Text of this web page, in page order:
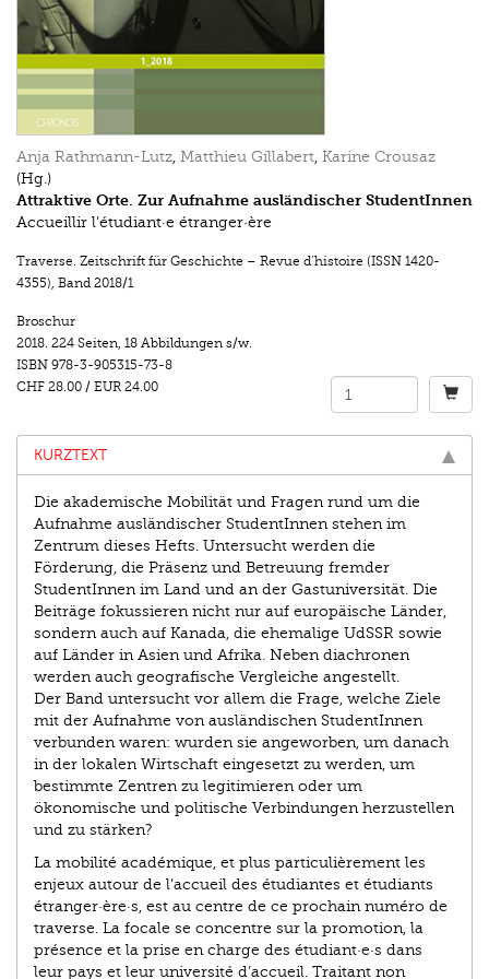
Anja Rathmann-Lutz, Matthieu Gillabert, Karine Crousaz
(Hg.)
Attraktive Orte. Zur Aufnahme ausländischer StudentInnen
Accueillir l’étudiant·e étranger·ère
Traverse. Zeitschrift für Geschichte – Revue d’histoire (ISSN 1420-
4355), Band 2018/1
Broschur
2018. 224 Seiten, 18 Abbildungen s/w.
ISBN 978-3-905315-73-8
CHF 28.00 / EUR 24.00
KURZTEXT
Die akademische Mobilität und Fragen rund um die
Aufnahme ausländischer StudentInnen stehen im
Zentrum dieses Hefts. Untersucht werden die
Förderung, die Präsenz und Betreuung fremder
StudentInnen im Land und an der Gastuniversität. Die
Beiträge fokussieren nicht nur auf europäische Länder,
sondern auch auf Kanada, die ehemalige UdSSR sowie
auf Länder in Asien und Afrika. Neben diachronen
werden auch geografische Vergleiche angestellt.
Der Band untersucht vor allem die Frage, welche Ziele
mit der Aufnahme von ausländischen StudentIn­nen
verbunden waren: wurden sie angeworben, um danach
in der lokalen Wirtschaft eingesetzt zu werden, um
bestimmte Zentren zu legitimieren oder um
ökonomische und politische Verbindungen herzustellen
und zu stärken?
La mobilité académique, et plus particulièrement les
enjeux autour de l’accueil des étudiantes et étudiants
étranger·ère·s, est au centre de ce prochain numéro de
traverse. La focale se concentre sur la promotion, la
présence et la prise en charge des étudiant·e·s dans
leur pays et leur université d’accueil. Traitant non